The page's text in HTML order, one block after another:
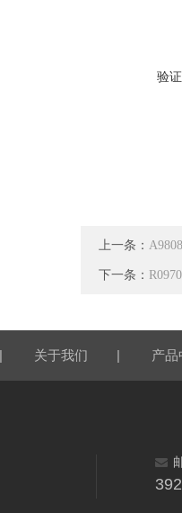
验
上一条：
下一条：
| 关于我们 | 产品